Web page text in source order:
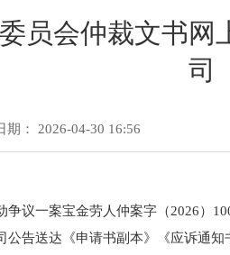
员会仲裁文书
司
期： 2026-04-30 16:56
议一案宝金劳人仲案字（2026）
告送达《申请书副本》《应诉通